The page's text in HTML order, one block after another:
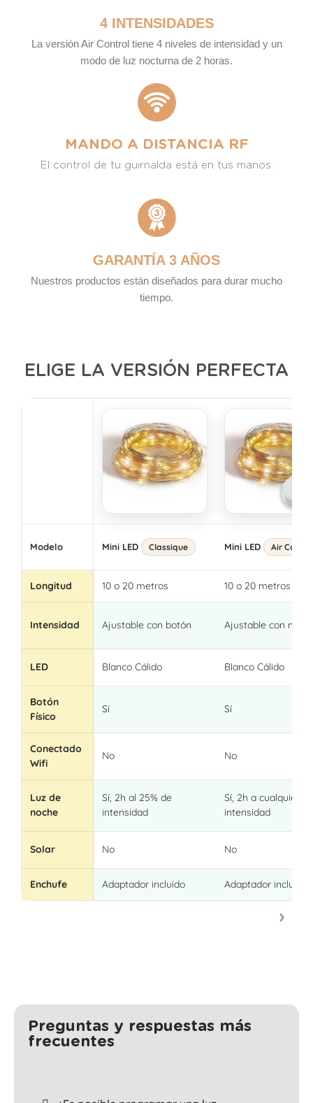
4 INTENSIDADES
La versión Air Control tiene 4 niveles de intensidad y un
modo de luz nocturna de 2 horas.
MANDO A DISTANCIA RF
El control de tu guirnalda está en tus manos.
GARANTÍA 3 AÑOS
Nuestros productos están diseñados para durar mucho
tiempo.
ELIGE LA VERSIÓN PERFECTA
Modelo Mini LED Classique Mini LED Air Control
Longitud 10 o 20 metros 10 o 20 metros
Intensidad Ajustable con botón Ajustable con
LED Blanco Cálido Blanco Cálido
Botón
Físico
Sí Sí
Conectado
Wifi
No No
Luz de
noche
Sí, 2h al 25% de
intensidad
Sí, 2h a cualquier
intensidad
Solar No No
Enchufe Adaptador incluido Adaptador incluido
Preguntas y respuestas más
frecuentes